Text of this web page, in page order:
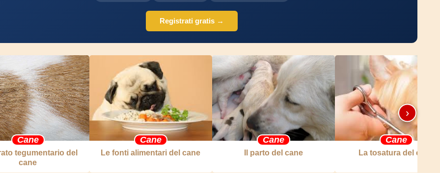
Registrati gratis →
Cane
tegumentario del
cane
Cane
Le fonti alimentari del cane
Cane
Il parto del cane
Cane
La tosatura del cane
›